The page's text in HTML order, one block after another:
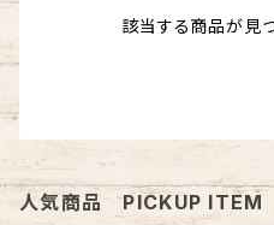
該当する商品が見
人気商品 PICKUP ITEM